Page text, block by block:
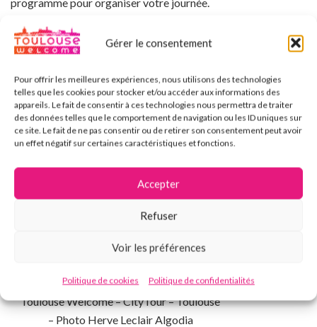
Gérer le consentement
Pour offrir les meilleures expériences, nous utilisons des technologies
telles que les cookies pour stocker et/ou accéder aux informations des
appareils. Le fait de consentir à ces technologies nous permettra de traiter
des données telles que le comportement de navigation ou les ID uniques sur
ce site. Le fait de ne pas consentir ou de retirer son consentement peut avoir
un effet négatif sur certaines caractéristiques et fonctions.
Accepter
Refuser
Voir les préférences
Politique de cookies Politique de confidentialités
Accessible à tous
est adapté à tous. Nous avons des tarifs pour les duo comme
pour les familles et les enfants adorent la vue depuis l’arrière
cabriolet !
Toulouse Welcome – CityTour – Toulouse
– Photo Herve Leclair Algodia